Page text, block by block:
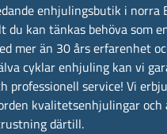
enhjulingsbutik i norra
du kan tänkas behöva som
mer än 30 års erfarenhet
cyklar enhjuling kan vi
professionell service! Vi
kvalitetsenhjulingar
därtill.